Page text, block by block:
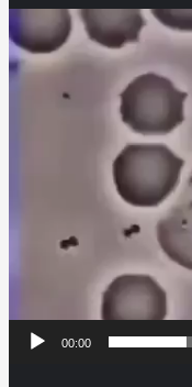
Player
00:00